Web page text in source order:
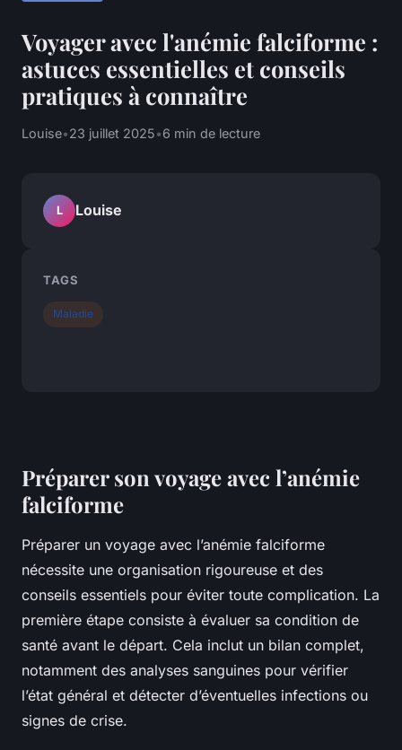
Voyager avec l'anémie falciforme :
astuces essentielles et conseils
pratiques à connaître
Louise•23 juillet 2025•6 min de lecture
Préparer son voyage avec l’anémie
falciforme
Préparer un voyage avec l’anémie falciforme
nécessite une organisation rigoureuse et des
conseils essentiels pour éviter toute complication. La
première étape consiste à évaluer sa condition de
santé avant le départ. Cela inclut un bilan complet,
notamment des analyses sanguines pour vérifier
l’état général et détecter d’éventuelles infections ou
signes de crise.
L Louise
TAGS
Maladie